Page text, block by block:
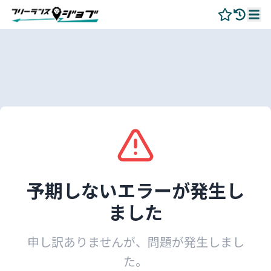
予期しないエラーが発生し
ました
申し訳ありませんが、問題が発生しまし
た。